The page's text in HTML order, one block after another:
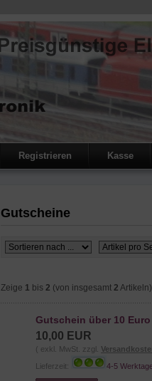
Registrieren Kasse
Gutscheine
Zeige 1 bis 2 (von insgesamt 2 Artikeln)
Gutschein über 10 Euro
10,00 EUR
( exkl. MwSt. zzgl.
Lieferzeit:
4-5